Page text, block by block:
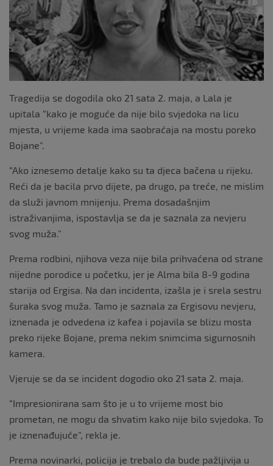
k
Tragedija se dogodila oko 21 sata 2. maja, a Lala je
upitala “kako je moguće da nije bilo svjedoka na licu
mjesta, u vrijeme kada ima saobraćaja na mostu poreko
Bojane”.
“Ako iznesemo detalje kako su ta djeca bačena u rijeku.
Reći da je bacila prvo dijete, pa drugo, pa treće, ne mislim
da služi javnom mnijenju. Prema dosadašnjim
istraživanjima, ispostavlja se da je saznala za nevjeru
svog muža.”
Prema rodbini, njihova veza nije bila prihvaćena od strane
nijedne porodice u početku, jer je Alma bila 8-9 godina
starija od Ergisa. Na dan incidenta, izašla je i srela sestru
šuraka svog muža. Tamo je saznala za Ergisovu nevjeru,
iznenada je odvedena iz kafea i pojavila se blizu mosta
preko rijeke Bojane, prema nekim snimcima sigurnosnih
kamera.
Vjeruje se da se incident dogodio oko 21 sata 2. maja.
“Impresionirana sam što je u to vrijeme most bio
prometan, ne mogu da shvatim kako nije bilo svjedoka. To
je iznenađujuće”, rekla je.
Prema novinarki, policija je trebalo da bude pažljivija u